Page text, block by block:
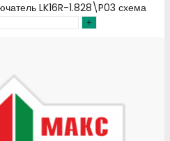
LK16R-1.828\P03 схема